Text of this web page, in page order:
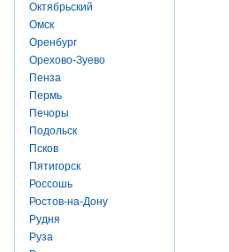
Октябрьский
Омск
Оренбург
Орехово-Зуево
Пенза
Пермь
Печоры
Подольск
Псков
Пятигорск
Россошь
Ростов-на-Дону
Рудня
Руза